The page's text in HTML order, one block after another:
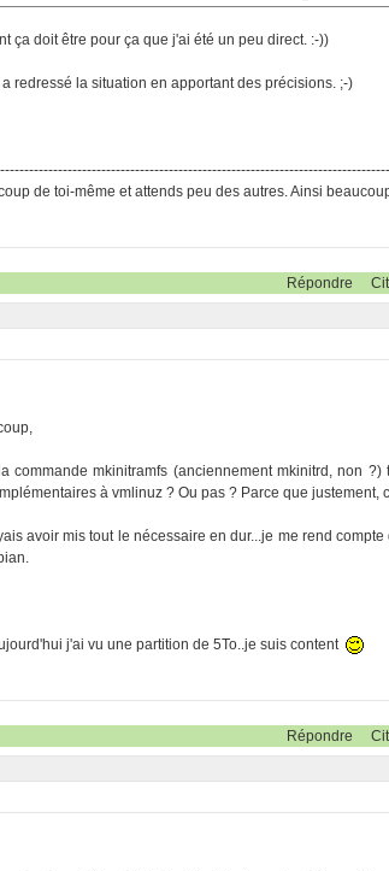
ça doit être pour ça que j'ai été un peu direct. :-))
a redressé la situation en apportant des précisions. ;-)
de toi-même et attends peu des autres. Ainsi
Répondre
commande mkinitramfs (anciennement mkinitrd, non
à vmlinuz ? Ou pas ? Parce que justement,
avoir mis tout le nécessaire en dur...je me rend
j'ai vu une partition de 5To..je suis content
Répondre